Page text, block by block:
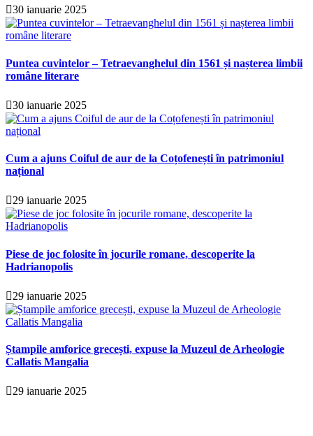
30 ianuarie 2025
Puntea cuvintelor – Tetraevanghelul din 1561 și nașterea limbii
române literare
30 ianuarie 2025
Cum a ajuns Coiful de aur de la Coțofenești în patrimoniul
național
29 ianuarie 2025
Piese de joc folosite în jocurile romane, descoperite la
Hadrianopolis
29 ianuarie 2025
Ștampile amforice grecești, expuse la Muzeul de Arheologie
Callatis Mangalia
29 ianuarie 2025